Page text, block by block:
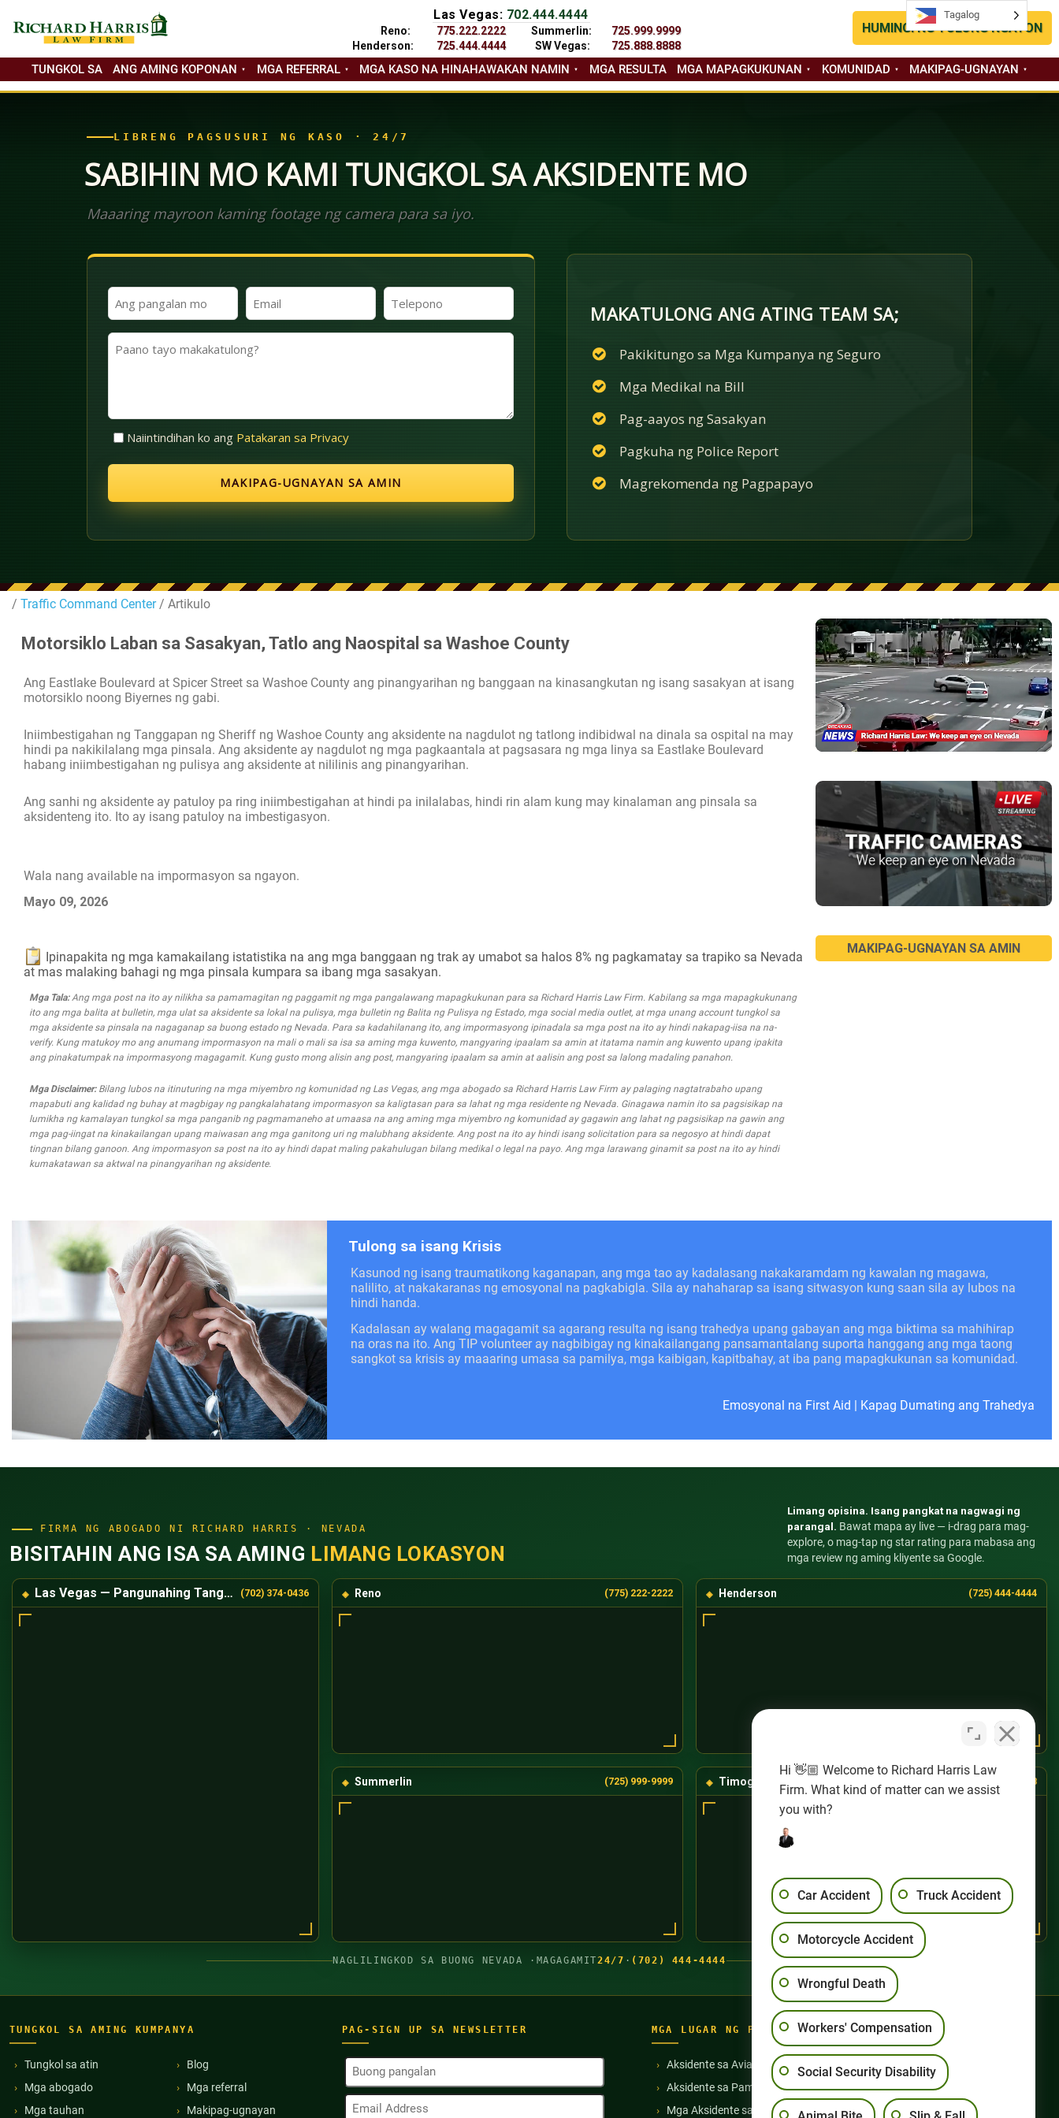
Las Vegas: 702.444.4444
Reno:
775.222.2222
Henderson:
725.444.4444
Summerlin:
725.999.9999
SW Vegas:
725.888.8888
HUMINGI NG TULONG NGAYON
TUNGKOL SA ANG AMING KOPONAN MGA REFERRAL MGA KASO NA HINAHAWAKAN NAMIN MGA RESULTA MGA MAPAGKUKUNAN KOMUNIDAD MAKIPAG-UGNAYAN
LIBRENG PAGSUSURI NG KASO · 24/7
SABIHIN MO KAMI TUNGKOL SA AKSIDENTE MO
Maaaring mayroon kaming footage ng camera para sa iyo.
Ang
Iyong
Pangalan
(Kinakailangan)
Email
(Kinakailangan)
Telepono
(Kinakailangan)
Paano
Walang
Naiintindihan ko ang Patakaran sa Privacy
MAKATULONG ANG ATING TEAM SA;
Pakikitungo sa Mga Kumpanya ng Seguro
Mga Medikal na Bill
Pag-aayos ng Sasakyan
Pagkuha ng Police Report
Magrekomenda ng Pagpapayo
/ Traffic Command Center/ Artikulo
Motorsiklo Laban sa Sasakyan, Tatlo ang Naospital sa Washoe County
Ang Eastlake Boulevard at Spicer Street sa Washoe County ang pinangyarihan ng banggaan na kinasangkutan ng isang sasakyan at isang
motorsiklo noong Biyernes ng gabi.
Iniimbestigahan ng Tanggapan ng Sheriff ng Washoe County ang aksidente na nagdulot ng tatlong indibidwal na dinala sa ospital na may
hindi pa nakikilalang mga pinsala. Ang aksidente ay nagdulot ng mga pagkaantala at pagsasara ng mga linya sa Eastlake Boulevard
habang iniimbestigahan ng pulisya ang aksidente at nililinis ang pinangyarihan.
Ang sanhi ng aksidente ay patuloy pa ring iniimbestigahan at hindi pa inilalabas, hindi rin alam kung may kinalaman ang pinsala sa
aksidenteng ito. Ito ay isang patuloy na imbestigasyon.
Wala nang available na impormasyon sa ngayon.
Mayo 09, 2026
Ipinapakita ng mga kamakailang istatistika na ang mga banggaan ng trak ay umabot sa halos 8% ng pagkamatay sa trapiko sa Nevada
at mas malaking bahagi ng mga pinsala kumpara sa ibang mga sasakyan.
Mga Tala:Ang mga post na ito ay nilikha sa pamamagitan ng paggamit ng mga pangalawang mapagkukunan para sa Richard Harris Law Firm. Kabilang sa mga mapagkukunang
ito ang mga balita at bulletin, mga ulat sa aksidente sa lokal na pulisya, mga bulletin ng Balita ng Pulisya ng Estado, mga social media outlet, at mga unang account tungkol sa
mga aksidente sa pinsala na nagaganap sa buong estado ng Nevada. Para sa kadahilanang ito, ang impormasyong ipinadala sa mga post na ito ay hindi nakapag-iisa na na-
verify. Kung matukoy mo ang anumang impormasyon na mali o mali sa isa sa aming mga kuwento, mangyaring ipaalam sa amin at itatama namin ang kuwento upang ipakita
ang pinakatumpak na impormasyong magagamit. Kung gusto mong alisin ang post, mangyaring ipaalam sa amin at aalisin ang post sa lalong madaling panahon.
Mga Disclaimer:Bilang lubos na itinuturing na mga miyembro ng komunidad ng Las Vegas, ang mga abogado sa Richard Harris Law Firm ay palaging nagtatrabaho upang
mapabuti ang kalidad ng buhay at magbigay ng pangkalahatang impormasyon sa kaligtasan para sa lahat ng mga residente ng Nevada. Ginagawa namin ito sa pagsisikap na
lumikha ng kamalayan tungkol sa mga panganib ng pagmamaneho at umaasa na ang aming mga miyembro ng komunidad ay gagawin ang lahat ng pagsisikap na gawin ang
mga pag-iingat na kinakailangan upang maiwasan ang mga ganitong uri ng malubhang aksidente. Ang post na ito ay hindi isang solicitation para sa negosyo at hindi dapat
tingnan bilang ganoon. Ang impormasyon sa post na ito ay hindi dapat maling pakahulugan bilang medikal o legal na payo. Ang mga larawang ginamit sa post na ito ay hindi
kumakatawan sa aktwal na pinangyarihan ng aksidente.
MAKIPAG-UGNAYAN SA AMIN
Tulong sa isang Krisis
Kasunod ng isang traumatikong kaganapan, ang mga tao ay kadalasang nakakaramdam ng kawalan ng magawa,
nalilito, at nakakaranas ng emosyonal na pagkabigla. Sila ay nahaharap sa isang sitwasyon kung saan sila ay lubos na
hindi handa.
Kadalasan ay walang magagamit sa agarang resulta ng isang trahedya upang gabayan ang mga biktima sa mahihirap
na oras na ito. Ang TIP volunteer ay nagbibigay ng kinakailangang pansamantalang suporta hanggang ang mga taong
sangkot sa krisis ay maaaring umasa sa pamilya, mga kaibigan, kapitbahay, at iba pang mapagkukunan sa komunidad.
Emosyonal na First Aid Kapag Dumating ang Trahedya
FIRMA NG ABOGADO NI RICHARD HARRIS · NEVADA
BISITAHIN ANG ISA SA AMING LIMANG LOKASYON
Limang opisina. Isang pangkat na nagwagi ng
parangal. Bawat mapa ay live — i-drag para mag-
explore, o mag-tap ng star rating para mabasa ang
mga review ng aming kliyente sa Google.
Las Vegas — Pangunahing Tanggapan (702) 374-0436 Reno (775) 222-2222 Henderson (725) 444-4444
Summerlin (725) 999-9999 Timog-Kanlurang Las Vegas (725) 888-8888
NAGLILINGKOD SA BUONG NEVADA · MAGAGAMIT24/7 · (702) 444-4444
TUNGKOL SA AMING KUMPANYA
Tungkol sa atin
Mga abogado
Mga tauhan
Blog
Mga referral
Makipag-ugnayan
PAG-SIGN UP SA NEWSLETTER
Buong
Pangalan
(Kinakailangan)
Email
MGA LUGAR NG PAGSASANAY
Aksidente sa Aviation
Aksidente sa Pamamangka
Mga Aksidente sa Bus
Aksidente sa Motorsiklo
Pang-aabuso sa Nursing Home
Mga Aksidente sa Semi Truck
Tagalog
Tagalog
Hi 👋🏼 Welcome to Richard Harris Law
Firm. What kind of matter can we assist
you with?
Car Accident Truck Accident
Motorcycle Accident
Wrongful Death
Workers' Compensation
Social Security Disability